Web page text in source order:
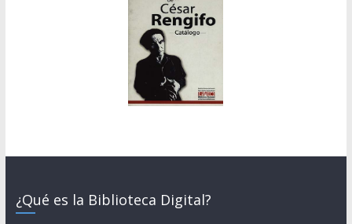
¿Qué es la Biblioteca Digital?